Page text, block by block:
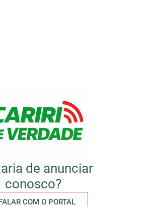
de anunciar
conosco?
COM O PORTAL